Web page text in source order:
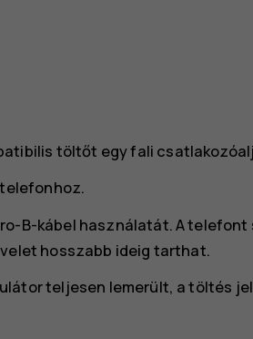
töltőt egy fali
B-kábel használatát. A
hosszabb ideig tarthat.
teljesen lemerült, a töltés